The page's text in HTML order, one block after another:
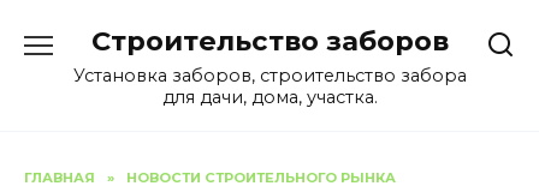
содержанию
Строительство заборов
Установка заборов, строительство забора
для дачи, дома, участка.
ГЛАВНАЯ » НОВОСТИ СТРОИТЕЛЬНОГО РЫНКА